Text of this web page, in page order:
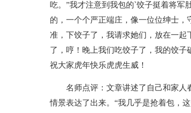
吃。”我才注意到我包的`饺子挺着将军
的，一个个严正端庄，像一位位绅士
准，下饺子了，我请求她们，放在一起
了，哼！晚上我们吃饺子了，我的饺
祝大家虎年快乐虎虎生威！
名师点评：文章讲述了自己和家
情景表达了出来。“我几乎是抢着包，